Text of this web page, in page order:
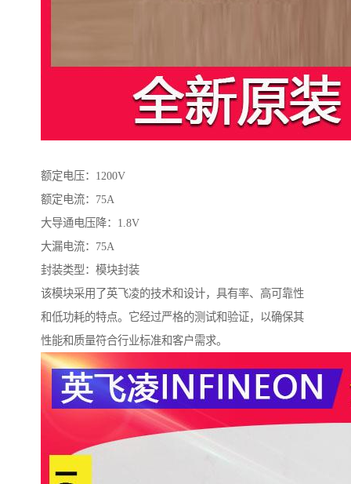
额定电压：1200V
额定电流：75A
大导通电压降：1.8V
大漏电流：75A
封装类型：模块封装
该模块采用了英飞凌的技术和设计，具有率、高可靠性
和低功耗的特点。它经过严格的测试和验证，以确保其
性能和质量符合行业标准和客户需求。